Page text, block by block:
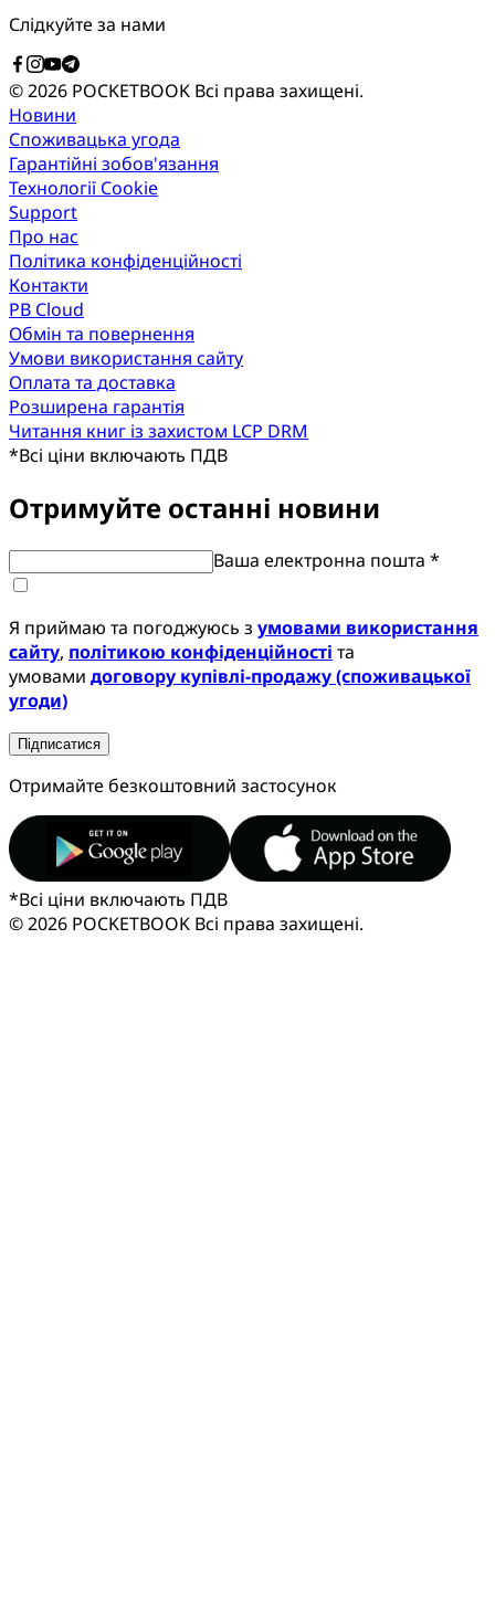
Слідкуйте за нами
© 2026 POCKETBOOK Всі права захищені.
Новини
Споживацька угода
Гарантійні зобов'язання
Технології Cookie
Support
Про нас
Політика конфіденційності
Контакти
PB Cloud
Обмін та повернення
Умови використання сайту
Оплата та доставка
Розширена гарантія
Читання книг із захистом LCP DRM
*Всі ціни включають ПДВ
Отримуйте останні новини
Ваша електронна пошта *
Я приймаю та погоджуюсь з умовами використання
сайту, політикою конфіденційності та
умовами договору купівлі-продажу (споживацької
угоди)
Підписатися
Отримайте безкоштовний застосунок
*Всі ціни включають ПДВ
© 2026 POCKETBOOK Всі права захищені.